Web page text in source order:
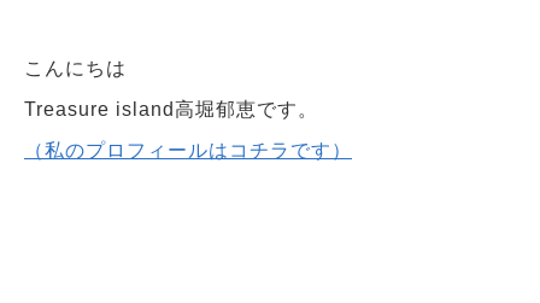
こんにちは
Treasure island高堀郁恵です。
（私のプロフィールはコチラです）